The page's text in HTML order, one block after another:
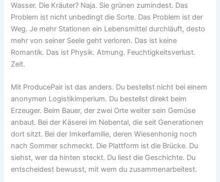
Wasser. Die Kräuter? Naja. Sie grünen zumindest. Das
Problem ist nicht unbedingt die Sorte. Das Problem ist der
Weg. Je mehr Stationen ein Lebensmittel durchläuft, desto
mehr von seiner Seele geht verloren. Das ist keine
Romantik. Das ist Physik. Atmung. Feuchtigkeitsverlust.
Zeit.
Mit ProducePair ist das anders. Du bestellst nicht bei einem
anonymen Logistikimperium. Du bestellst direkt beim
Erzeuger. Beim Bauer, der zwei Orte weiter sein Gemüse
anbaut. Bei der Käserei im Nebental, die seit Generationen
dort sitzt. Bei der Imkerfamilie, deren Wiesenhonig noch
nach Sommer schmeckt. Die Plattform ist die Brücke. Du
siehst, wer da hinten steckt. Du liest die Geschichte. Du
entscheidest bewusst, mit wem du zusammenarbeitest.